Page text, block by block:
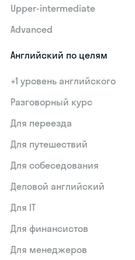
Upper-intermediate
Advanced
Английский по целям
+1 уровень английского
Разговорный курс
Для переезда
Для путешествий
Для собеседования
Деловой английский
Для IT
Для финансистов
Для менеджеров